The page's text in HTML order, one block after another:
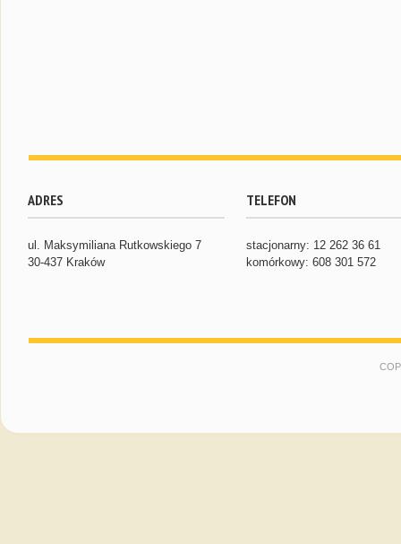
ADRES
ul. Maksymiliana Rutkowskiego 7
30-437 Kraków
TELEFON
stacjonarny: 12 262 36 61
komórkowy: 608 301 572